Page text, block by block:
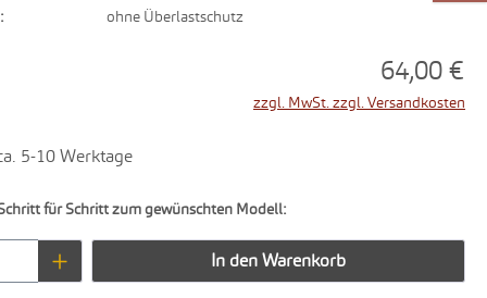
ohne Überlastschutz
64,00 €
zzgl. MwSt. zzgl. Versandkosten
5-10 Werktage
für Schritt zum gewünschten Modell:
Gib den gewünschten Wert ein
In den Warenkorb